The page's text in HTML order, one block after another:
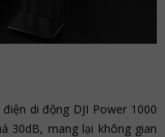
di động DJI Power 1000
30dB, mang lại không gian